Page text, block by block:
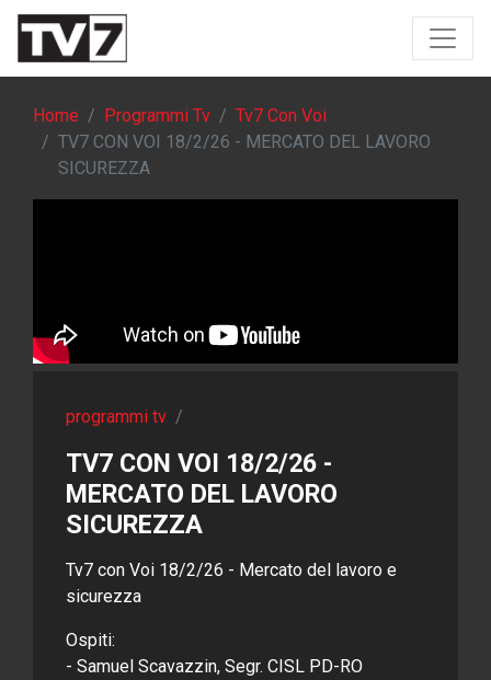
Home Programmi Tv
Tv7 Con Voi
TV7 CON VOI 18/2/26 - MERCATO DEL LAVORO
SICUREZZA
programmi tv /
TV7 CON VOI 18/2/26 -
MERCATO DEL LAVORO
SICUREZZA
Tv7 con Voi 18/2/26 - Mercato del lavoro e
sicurezza
Ospiti:
- Samuel Scavazzin, Segr. CISL PD-RO